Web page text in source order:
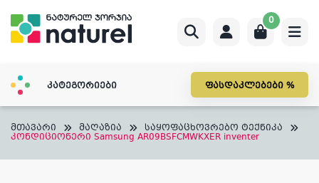
content
0
კატეგორიები ფასდაკლებები %
მთავარი მაღაზია საყოფაცხოვრებო ტექნიკა
კონდიციონერი Samsung AR09BSFCMWKXER inventer